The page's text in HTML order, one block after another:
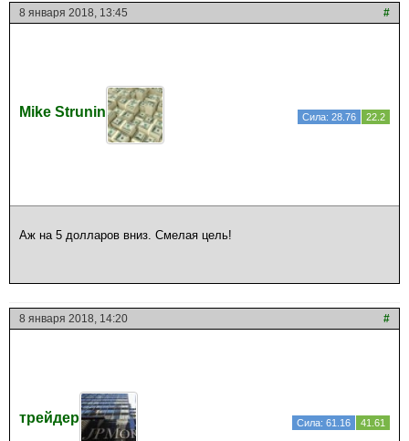
8 января 2018, 13:45 #
Mike Strunin Сила: 28.76 22.2
Аж на 5 долларов вниз. Смелая цель!
8 января 2018, 14:20 #
трейдер Сила: 61.16 41.61